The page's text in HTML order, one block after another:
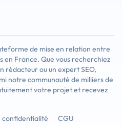
de mise en relation entre
France. Que vous recherchiez
rédacteur ou un expert SEO,
notre communauté de milliers de
votre projet et recevez
confidentialité CGU